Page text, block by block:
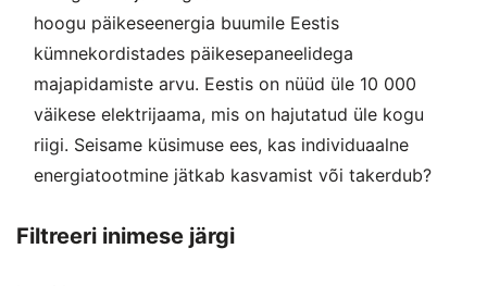
hoogu päikeseenergia buumile Eestis
kümnekordistades päikesepaneelidega
majapidamiste arvu. Eestis on nüüd üle 10 000
väikese elektrijaama, mis on hajutatud üle kogu
riigi. Seisame küsimuse ees, kas individuaalne
energiatootmine jätkab kasvamist või takerdub?
Filtreeri inimese järgi